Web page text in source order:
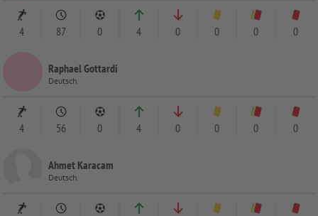
4 87 0 4 0 0 0 0
Raphael Gottardi
Deutsch
4 56 0 4 0 0 0 0
Ahmet Karacam
Deutsch